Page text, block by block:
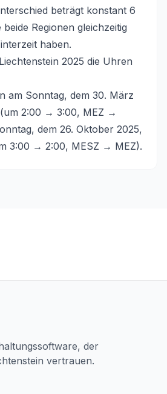
beträgt konstant 6
Regionen gleichzeitig
haben.
2025 die Uhren
am Sonntag, dem 30. März
2:00 → 3:00, MEZ →
dem 26. Oktober 2025,
3:00 → 2:00, MESZ → MEZ).
der
vertrauen.